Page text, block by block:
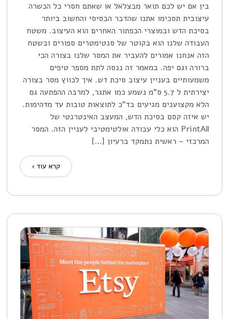
בין אם יש לכם תואר מבצלאל או שאתם חסרי כל הכשרה
עיצובית תסכימו אתנו שהדבר הבסיסי והחשוב ביותר
בסיכת הדש ובמוצרי הכפתור האחרים הוא העיצוב. משטח
העבודה שלנו הוא בקוטר של סנטימטרים ספורים ובשטח
הזה אנחנו אמורים להעביר את המסר שלנו בצורה הכי
ברורה וגם יפה. במאמר זה ננסה לתת מספר טיפים
משמעותיים בעניין עיצוב סיכת דש. איך לכווץ מסר בצורה
יצירתית ל 5.7 ס"מ נשמע כמו אתגר, למרבה ההפתעה גם
הלא מקצוענים מגיעים בד"כ לתוצאות טובות עד מדהימות.
יש איזה קסם בסיכת הדש, המעצב האינטרנטי של
PrintAll הוא כלי עבודה אולטימטיבי לעניין הזה. המסר
המרכזי – ראשית נתמקד ברעיון […]
קרא עוד ›